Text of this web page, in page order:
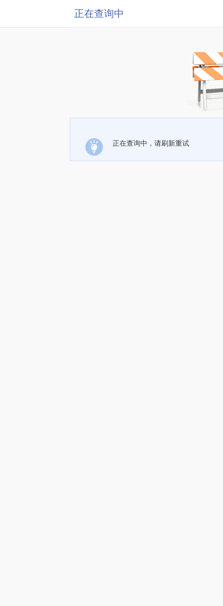
正在查询中
正在查询中，请刷新重试